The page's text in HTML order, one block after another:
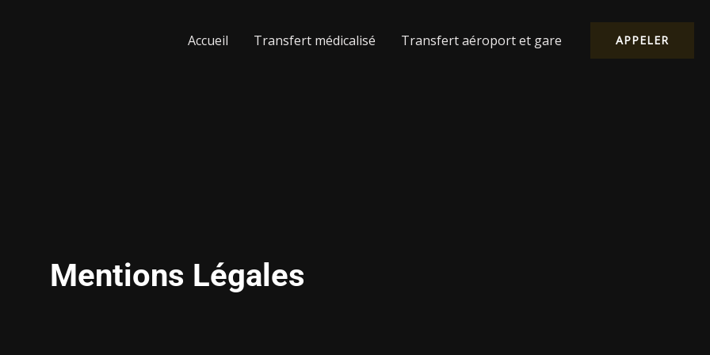
Accueil Transfert médicalisé Transfert aéroport et gare APPELER
Mentions Légales